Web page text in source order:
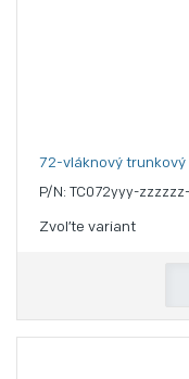
72-vláknový trunkový
P/N: TC072yyy-
Zvoľte variant